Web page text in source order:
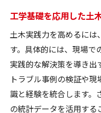
工学基礎を応用した土
土木実践力を高めるに
す。具体的には、現場で
実践的な解決策を導き出
トラブル事例の検証や
識と経験を統合します。
の統計データを活用する